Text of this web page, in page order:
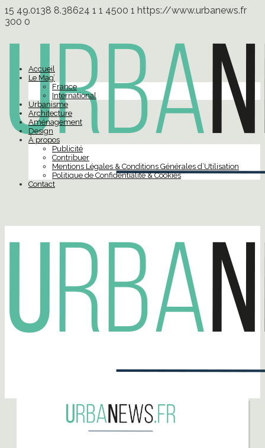
15 49.0138 8.38624 1 1 4500 1 https://www.urbanews.fr
300 0
Accueil
Le Mag’
France
International
Urbanisme
Architecture
Aménagement
Design
À propos
Publicité
Contribuer
Mentions Légales & Conditions Générales d’Utilisation
Politique de Confidentialité & Cookies
Contact